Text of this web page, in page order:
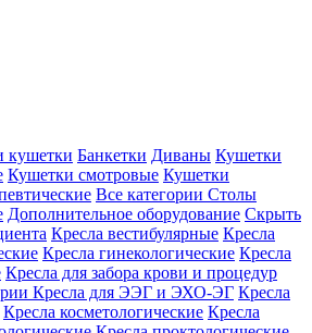
кушетки Банкетки Диваны Кушетки
Кушетки смотровые Кушетки
Все категории Столы
Дополнительное оборудование Скрыть
Кресла вестибулярные Кресла
Кресла гинекологические Кресла
Кресла для забора крови и процедур
Кресла для ЭЭГ и ЭХО-ЭГ Кресла
Кресла косметологические Кресла